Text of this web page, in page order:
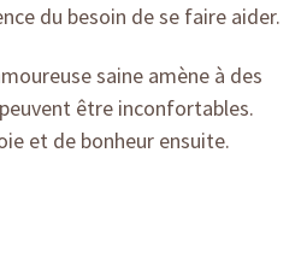
du besoin de se faire aider.
saine amène à des
être inconfortables.
et de bonheur ensuite.